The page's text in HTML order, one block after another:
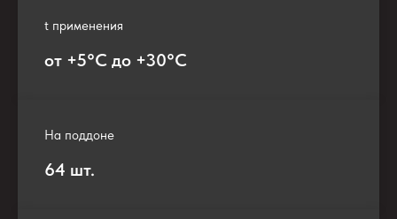
t применения
от +5°С до +30°C
На поддоне
64 шт.